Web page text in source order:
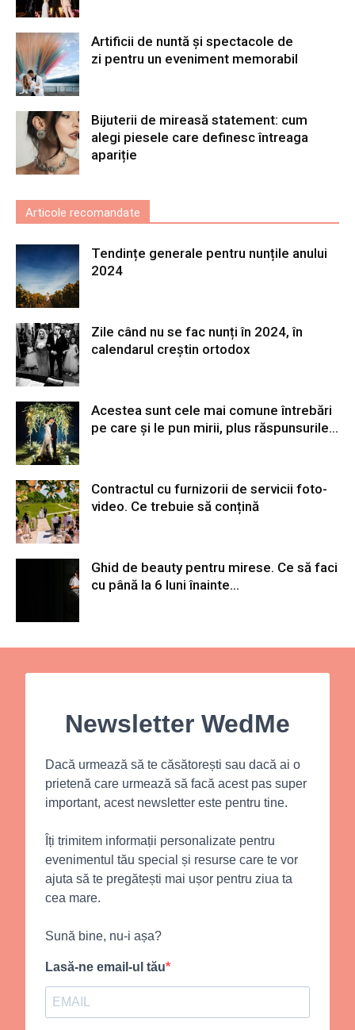
Artificii de nuntă și spectacole de
zi pentru un eveniment memorabil
Bijuterii de mireasă statement: cum
alegi piesele care definesc întreaga
apariție
Articole recomandate
Tendințe generale pentru nunțile anului
2024
Zile când nu se fac nunți în 2024, în
calendarul creștin ortodox
Acestea sunt cele mai comune întrebări
pe care și le pun mirii, plus răspunsurile...
Contractul cu furnizorii de servicii foto-
video. Ce trebuie să conțină
Ghid de beauty pentru mirese. Ce să faci
cu până la 6 luni înainte...
Newsletter WedMe
Dacă urmează să te căsătorești sau dacă ai o
prietenă care urmează să facă acest pas super
important, acest newsletter este pentru tine.
Îți trimitem informații personalizate pentru
evenimentul tău special și resurse care te vor
ajuta să te pregătești mai ușor pentru ziua ta
cea mare.
Sună bine, nu-i așa?
Lasă-ne email-ul tău